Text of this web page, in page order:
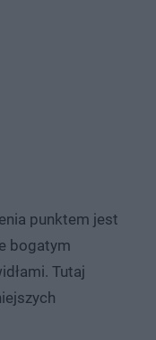
punktem jest
bogatym
Tutaj